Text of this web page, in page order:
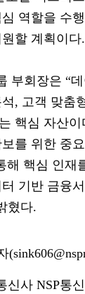
역할을 수
할 계획이다.
부회장은 “
, 고객 맞춤
핵심 자산이
를 위한 중
해 핵심 인재
기반 금융
혔다.
사 NSP통신